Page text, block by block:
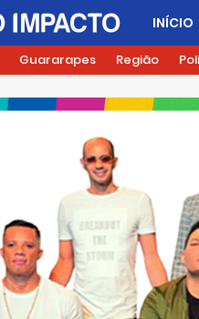
INÍCIO
Guararapes Região